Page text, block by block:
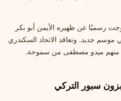
رسميًا عن ظهيره الأيمن أبو بكر
جديد. وتعاقد الاتحاد السكندري
منهم ميدو مصطفى من سموحة.
سبور التركي